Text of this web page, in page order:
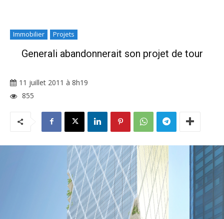
Immobilier Projets
Generali abandonnerait son projet de tour
11 juillet 2011 à 8h19
855